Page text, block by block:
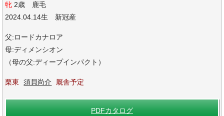
牝 2歳 鹿毛
2024.04.14生 新冠産
父:ロードカナロア
母:ディメンシオン
（母の父:ディープインパクト）
栗東 須貝尚介 厩舎予定
PDFカタログ